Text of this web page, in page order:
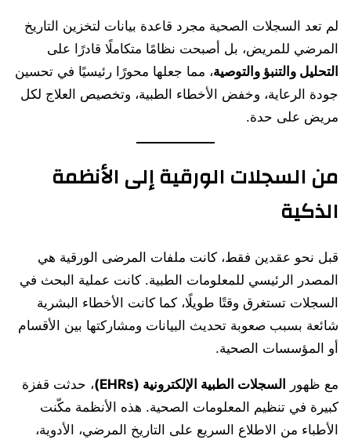
لم تعد السجلات الصحية مجرد قاعدة بيانات لتخزين التاريخ
المرضي للمريض، بل أصبحت نظامًا متكاملًا قادرًا على
التحليل والتنبؤ والتوصية، مما جعلها محورًا رئيسيًا في تحسين
جودة الرعاية، وخفض الأخطاء الطبية، وتخصيص العلاج لكل
مريض على حدة.
من السجلات الورقية إلى الأنظمة
الذكية
قبل نحو عقدين فقط، كانت ملفات المرضى الورقية هي
المصدر الرئيسي للمعلومات الطبية. كانت عملية البحث في
السجلات تستغرق وقتًا طويلًا، كما كانت الأخطاء البشرية
شائعة بسبب صعوبة تحديث البيانات ومشاركتها بين الأقسام
أو المؤسسات الصحية.
مع ظهور السجلات الطبية الإلكترونية (EHRs)
، حدثت قفزة
كبيرة في تنظيم المعلومات الصحية. هذه الأنظمة مكّنت
الأطباء من الاطلاع السريع على التاريخ المرضي، الأدوية،